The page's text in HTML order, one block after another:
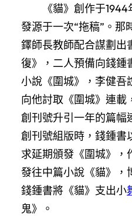
《貓》創作于
發源于一次“拖稿”。那
鐸師長教師配合謀劃出
復》，二人預備向錢鍾
小說《圍城》，李健吾
向他討取《圍城》連載
創刊號升引一年的篇幅
創刊號組版時，錢鍾書
求延期頒發《圍城》，
發往中篇小說《貓》，
錢鍾書將《貓》支出小
鬼》。